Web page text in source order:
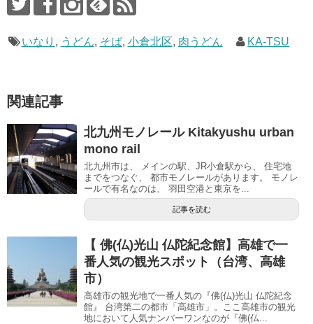
いなり , うどん, そば, 小倉北区, 肉うどん KA-TSU
関連記事
北九州モノレール Kitakyushu urban
mono rail
北九州市は、 メインの駅、JR小倉駅から、 住宅地
までをつなぐ、 都市モノレールがあります。 モノレ
ールで有名なのは、 羽田空港と東京を...
記事を読む
【 佛(仏)光山 仏陀紀念館】高雄で一
番人気の観光スポット（台湾、高雄
市）
高雄市の観光地で一番人気の『佛(仏)光山 仏陀紀念
館』 台湾第二の都市「高雄市」。ここ高雄市の観光
地において人気ナンバーワンなのが『佛(仏...